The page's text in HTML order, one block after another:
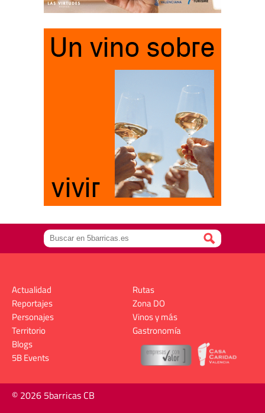
Actualidad
Reportajes
Personajes
Territorio
Rutas
Zona DO
Vinos y más
Gastronomía
Blogs
5B Events
© 2026 5barricas CB